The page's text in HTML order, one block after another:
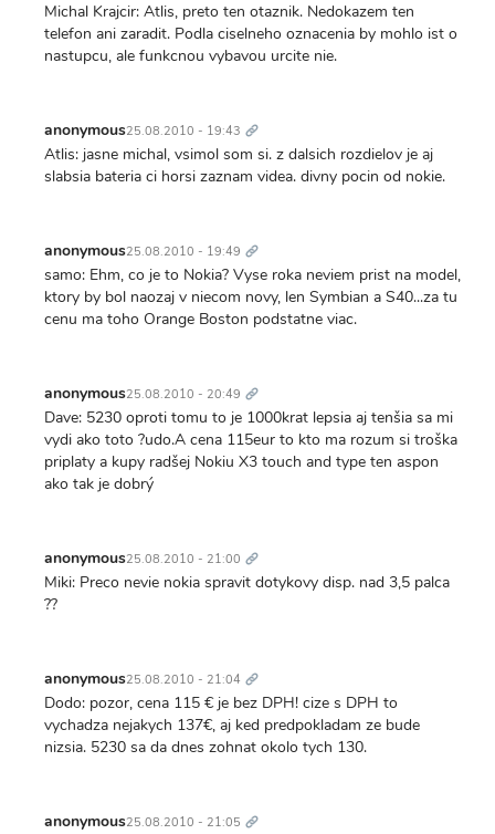
Michal Krajcir: Atlis, preto ten otaznik. Nedokazem ten
telefon ani zaradit. Podla ciselneho oznacenia by mohlo ist o
nastupcu, ale funkcnou vybavou urcite nie.
anonymous25.08.2010 - 19:43 odkaz
Atlis: jasne michal, vsimol som si. z dalsich rozdielov je aj
slabsia bateria ci horsi zaznam videa. divny pocin od nokie.
anonymous25.08.2010 - 19:49 odkaz
samo: Ehm, co je to Nokia? Vyse roka neviem prist na model,
ktory by bol naozaj v niecom novy, len Symbian a S40...za tu
cenu ma toho Orange Boston podstatne viac.
anonymous25.08.2010 - 20:49 odkaz
Dave: 5230 oproti tomu to je 1000krat lepsia aj tenšia sa mi
vydi ako toto ?udo.A cena 115eur to kto ma rozum si troška
priplaty a kupy radšej Nokiu X3 touch and type ten aspon
ako tak je dobrý
anonymous25.08.2010 - 21:00 odkaz
Miki: Preco nevie nokia spravit dotykovy disp. nad 3,5 palca
??
anonymous25.08.2010 - 21:04 odkaz
Dodo: pozor, cena 115 € je bez DPH! cize s DPH to
vychadza nejakych 137€, aj ked predpokladam ze bude
nizsia. 5230 sa da dnes zohnat okolo tych 130.
anonymous25.08.2010 - 21:05 odkaz